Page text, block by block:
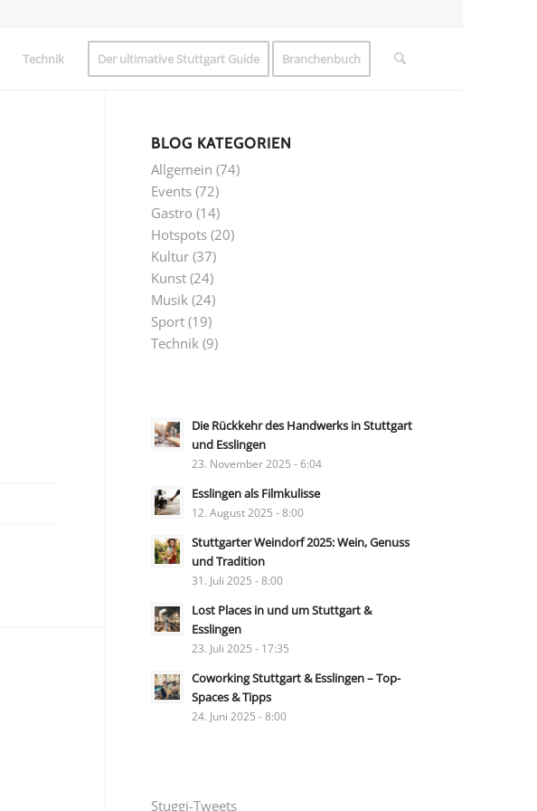
Technik Der ultimative Stuttgart Guide Branchenbuch
BLOG KATEGORIEN
Allgemein (74)
Events (72)
Gastro (14)
Hotspots (20)
Kultur (37)
Kunst (24)
Musik (24)
Sport (19)
Technik (9)
Die Rückkehr des Handwerks in Stuttgart
und Esslingen
23. November 2025 - 6:04
Esslingen als Filmkulisse
12. August 2025 - 8:00
Stuttgarter Weindorf 2025: Wein, Genuss
und Tradition
31. Juli 2025 - 8:00
Lost Places in und um Stuttgart &
Esslingen
23. Juli 2025 - 17:35
Coworking Stuttgart & Esslingen – Top-
Spaces & Tipps
24. Juni 2025 - 8:00
Stuggi-Tweets